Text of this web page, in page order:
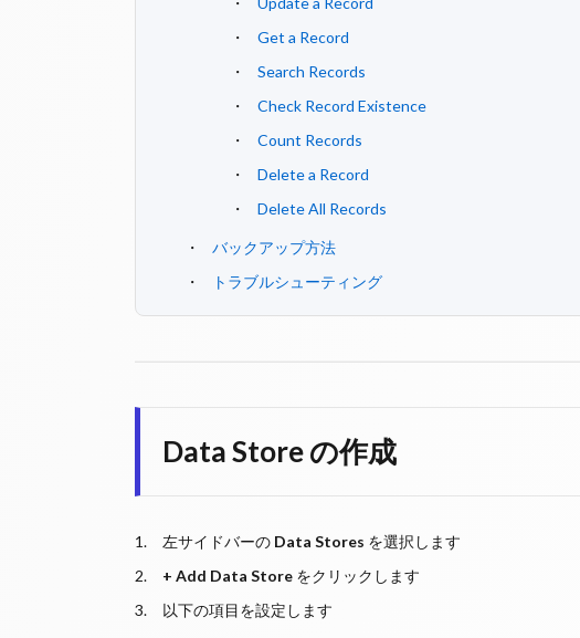
Get a Record
Search Records
Check Record Existence
Count Records
Delete a Record
Delete All Records
バックアップ方法
トラブルシューティング
Data Store の作成
左サイドバーの Data Stores を選択します
+ Add Data Store をクリックします
以下の項目を設定します